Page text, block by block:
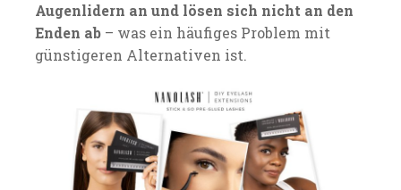
Augenlidern an und lösen sich nicht an den
Enden ab – was ein häufiges Problem mit
günstigeren Alternativen ist.